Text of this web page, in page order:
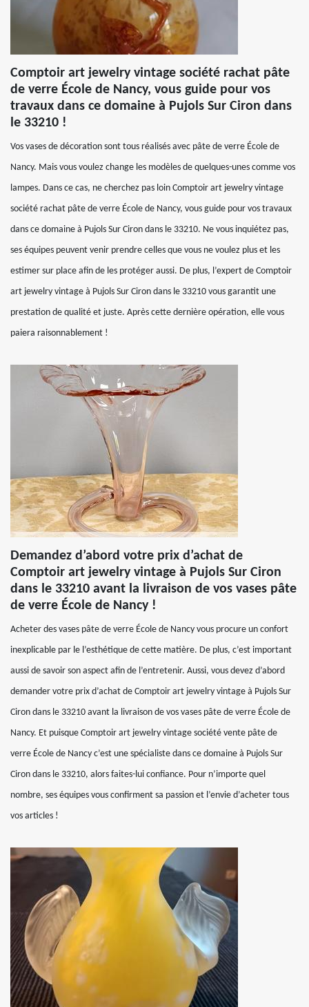
Comptoir art jewelry vintage société rachat pâte
de verre École de Nancy, vous guide pour vos
travaux dans ce domaine à Pujols Sur Ciron dans
le 33210 !
Vos vases de décoration sont tous réalisés avec pâte de verre École de
Nancy. Mais vous voulez change les modèles de quelques-unes comme vos
lampes. Dans ce cas, ne cherchez pas loin Comptoir art jewelry vintage
société rachat pâte de verre École de Nancy, vous guide pour vos travaux
dans ce domaine à Pujols Sur Ciron dans le 33210. Ne vous inquiétez pas,
ses équipes peuvent venir prendre celles que vous ne voulez plus et les
estimer sur place afin de les protéger aussi. De plus, l’expert de Comptoir
art jewelry vintage à Pujols Sur Ciron dans le 33210 vous garantit une
prestation de qualité et juste. Après cette dernière opération, elle vous
paiera raisonnablement !
Demandez d’abord votre prix d’achat de
Comptoir art jewelry vintage à Pujols Sur Ciron
dans le 33210 avant la livraison de vos vases pâte
de verre École de Nancy !
Acheter des vases pâte de verre École de Nancy vous procure un confort
inexplicable par le l’esthétique de cette matière. De plus, c’est important
aussi de savoir son aspect afin de l’entretenir. Aussi, vous devez d’abord
demander votre prix d’achat de Comptoir art jewelry vintage à Pujols Sur
Ciron dans le 33210 avant la livraison de vos vases pâte de verre École de
Nancy. Et puisque Comptoir art jewelry vintage société vente pâte de
verre École de Nancy c’est une spécialiste dans ce domaine à Pujols Sur
Ciron dans le 33210, alors faites-lui confiance. Pour n’importe quel
nombre, ses équipes vous confirment sa passion et l’envie d’acheter tous
vos articles !